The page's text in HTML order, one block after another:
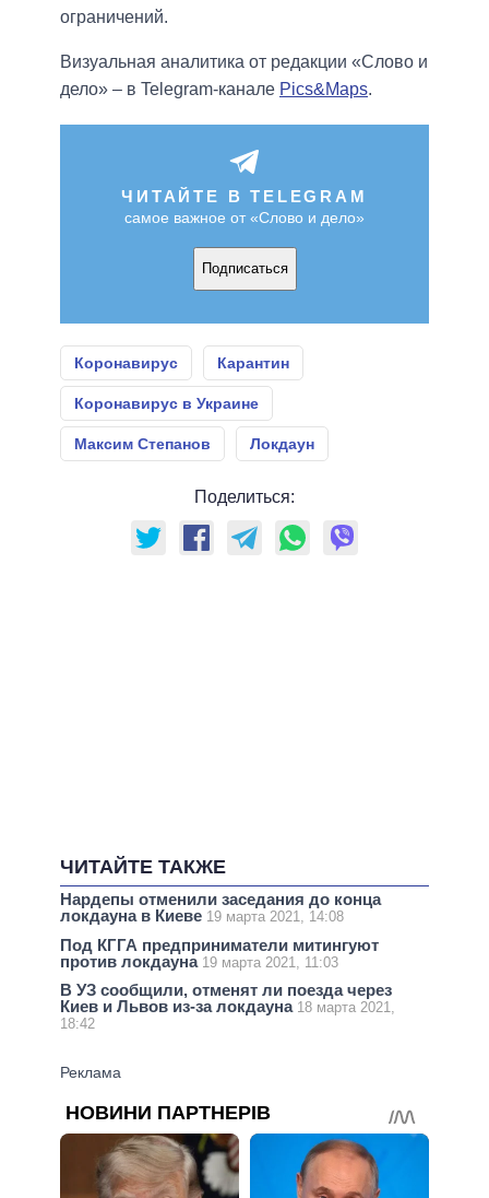
ограничений.
Визуальная аналитика от редакции «Слово и
дело» – в Telegram-канале Pics&Maps.
ЧИТАЙТЕ В TELEGRAM
самое важное от «Слово и дело»
Подписаться
Коронавирус Карантин
Коронавирус в Украине
Максим Степанов Локдаун
Поделиться:
ЧИТАЙТЕ ТАКЖЕ
Нардепы отменили заседания до конца
локдауна в Киеве 19 марта 2021, 14:08
Под КГГА предприниматели митингуют
против локдауна 19 марта 2021, 11:03
В УЗ сообщили, отменят ли поезда через
Киев и Львов из-за локдауна 18 марта 2021,
18:42